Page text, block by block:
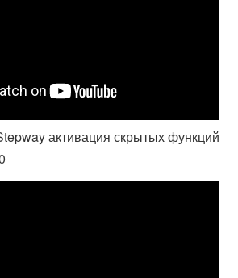
активация скрытых функций